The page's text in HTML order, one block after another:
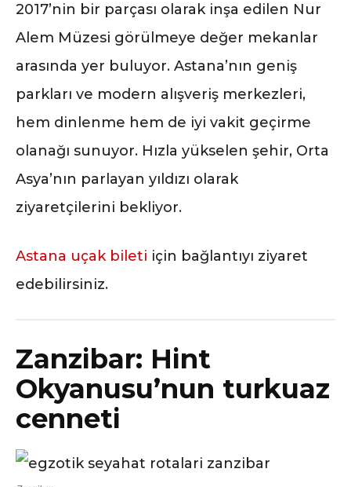
2017’nin bir parçası olarak inşa edilen Nur
Alem Müzesi görülmeye değer mekanlar
arasında yer buluyor. Astana’nın geniş
parkları ve modern alışveriş merkezleri,
hem dinlenme hem de iyi vakit geçirme
olanağı sunuyor. Hızla yükselen şehir, Orta
Asya’nın parlayan yıldızı olarak
ziyaretçilerini bekliyor.
Astana uçak bileti için bağlantıyı ziyaret
edebilirsiniz.
Zanzibar: Hint
Okyanusu’nun turkuaz
cenneti